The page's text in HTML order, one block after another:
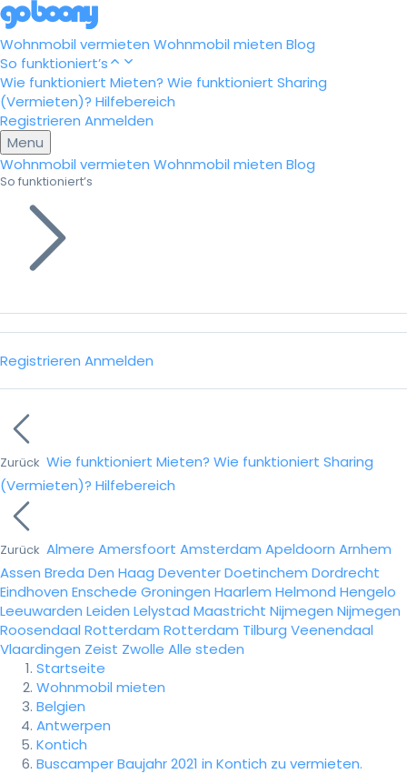
Wohnmobil vermieten Wohnmobil mieten Blog
So funktioniert’s
Wie funktioniert Mieten? Wie funktioniert Sharing
(Vermieten)? Hilfebereich
Registrieren Anmelden
Menu
Wohnmobil vermieten Wohnmobil mieten Blog
So funktioniert’s
Registrieren Anmelden
Zurück Wie funktioniert Mieten? Wie funktioniert Sharing
(Vermieten)? Hilfebereich
Zurück Almere Amersfoort Amsterdam Apeldoorn Arnhem
Assen Breda Den Haag DeventerDoetinchem Dordrecht
Eindhoven Enschede Groningen Haarlem Helmond Hengelo
Leeuwarden Leiden Lelystad Maastricht Nijmegen Nijmegen
Roosendaal Rotterdam Rotterdam Tilburg Veenendaal
Vlaardingen Zeist Zwolle Alle steden
Startseite
Wohnmobil mieten
Belgien
Antwerpen
Kontich
Buscamper Baujahr 2021 in Kontich zu vermieten.